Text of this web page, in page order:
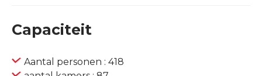
Capaciteit
Aantal personen : 418